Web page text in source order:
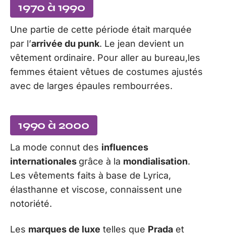
1970 à 1990
Une partie de cette période était marquée
par l’arrivée du punk. Le jean devient un
vêtement ordinaire. Pour aller au bureau,les
femmes étaient vêtues de costumes ajustés
avec de larges épaules rembourrées.
1990 à 2000
La mode connut des influences
internationales grâce à la mondialisation.
Les vêtements faits à base de Lyrica,
élasthanne et viscose, connaissent une
notoriété.
Les marques de luxe telles que Prada et